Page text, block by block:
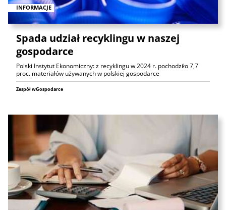
INFORMACJE
Spada udział recyklingu w naszej
gospodarce
Polski Instytut Ekonomiczny: z recyklingu w 2024 r. pochodziło 7,7
proc. materiałów używanych w polskiej gospodarce
Zespół wGospodarce